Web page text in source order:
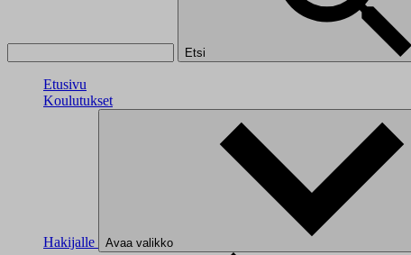
Etsi
Etusivu
Koulutukset
Hakijalle Avaa valikko